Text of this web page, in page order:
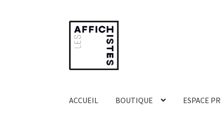
Aller
la
Aller
au
contenu
ACCUEIL BOUTIQUE ESPACE